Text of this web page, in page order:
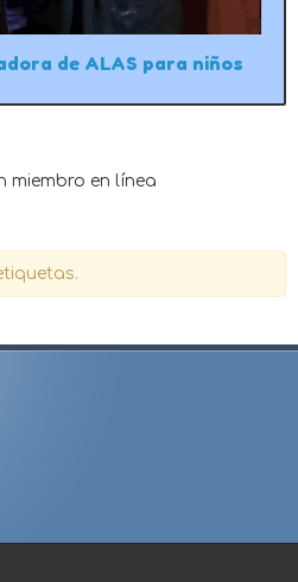
de ALAS para niños
miembro en línea